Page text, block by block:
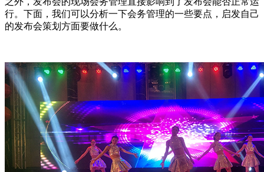
行。下面，我们可以分析一下会务管理的一些要点，启发自己
的发布会策划方面要做什么。